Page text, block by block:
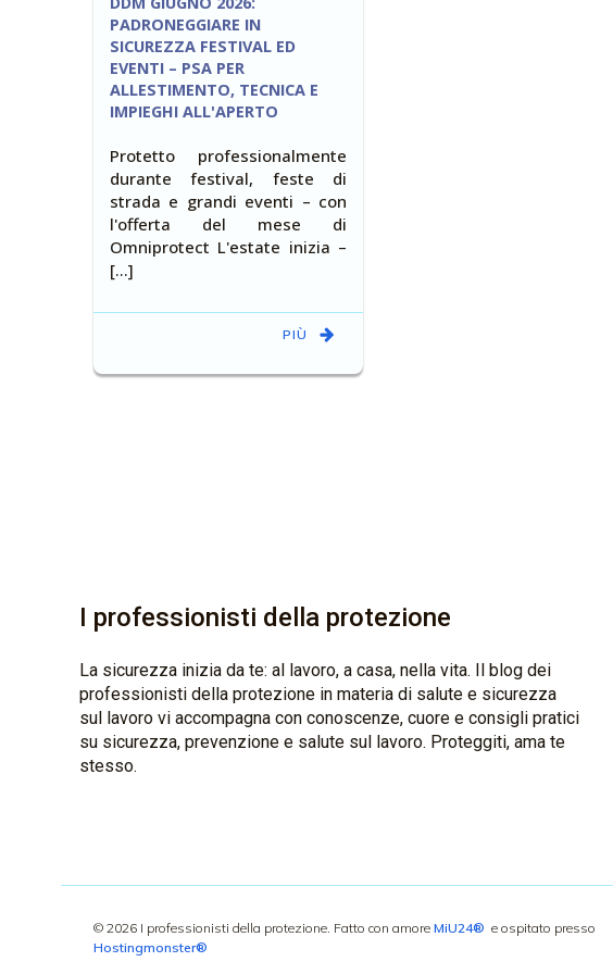
PADRONEGGIARE IN
SICUREZZA FESTIVAL ED
EVENTI – PSA PER
ALLESTIMENTO, TECNICA E
IMPIEGHI ALL'APERTO
Protetto professionalmente
durante festival, feste di
strada e grandi eventi – con
l'offerta del mese di
Omniprotect L'estate inizia –
[…]
PIÙ
I professionisti della protezione
La sicurezza inizia da te: al lavoro, a casa, nella vita. Il blog dei
professionisti della protezione in materia di salute e sicurezza
sul lavoro vi accompagna con conoscenze, cuore e consigli pratici
su sicurezza, prevenzione e salute sul lavoro. Proteggiti, ama te
stesso.
© 2026 I professionisti della protezione. Fatto con amore MiU24® e ospitato presso
Hostingmonster®